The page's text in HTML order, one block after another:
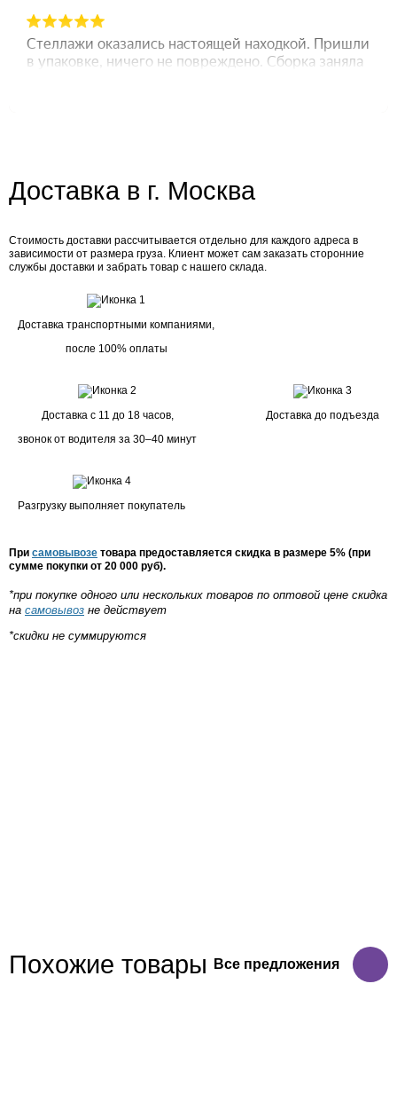
Доставка в г. Москва
Стоимость доставки рассчитывается отдельно для каждого адреса в
зависимости от размера груза. Клиент может сам заказать сторонние
службы доставки и забрать товар с нашего склада.
Доставка транспортными компаниями,
после 100% оплаты
Доставка с 11 до 18 часов,
звонок от водителя за 30–40 минут
Доставка до подъезда
Разгрузку выполняет покупатель
При самовывозе товара предоставляется скидка в размере 5% (при
сумме покупки от 20 000 руб).
*при покупке одного или нескольких товаров по оптовой цене скидка
на самовывоз не действует
*скидки не суммируются
Похожие товары Все предложения